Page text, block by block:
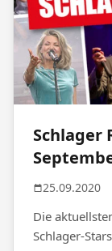
Schlager
25.09.2020
Die
Schlager-